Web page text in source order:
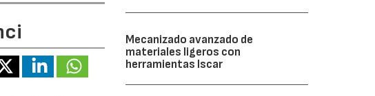
Mecanizado avanzado de
materiales ligeros con
herramientas Iscar